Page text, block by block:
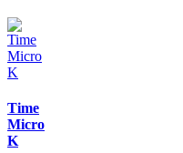
Time
Micro
K